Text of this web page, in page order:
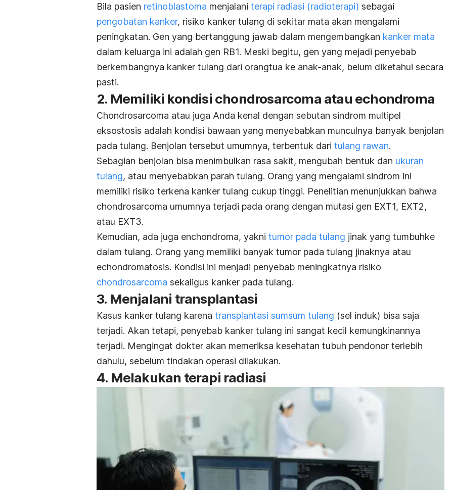
Bila pasien retinoblastoma menjalani terapi radiasi (radioterapi) sebagai
pengobatan kanker, risiko kanker tulang di sekitar mata akan mengalami
peningkatan. Gen yang bertanggung jawab dalam mengembangkan kanker mata
dalam keluarga ini adalah gen RB1. Meski begitu, gen yang mejadi penyebab
berkembangnya kanker tulang dari orangtua ke anak-anak, belum diketahui secara
pasti.
2. Memiliki kondisi chondrosarcoma atau echondroma
Chondrosarcoma atau juga Anda kenal dengan sebutan sindrom multipel
eksostosis adalah kondisi bawaan yang menyebabkan munculnya banyak benjolan
pada tulang. Benjolan tersebut umumnya, terbentuk dari tulang rawan.
Sebagian benjolan bisa menimbulkan rasa sakit, mengubah bentuk dan ukuran
tulang, atau menyebabkan parah tulang. Orang yang mengalami sindrom ini
memiliki risiko terkena kanker tulang cukup tinggi. Penelitian menunjukkan bahwa
chondrosarcoma umumnya terjadi pada orang dengan mutasi gen EXT1, EXT2,
atau EXT3.
Kemudian, ada juga enchondroma, yakni tumor pada tulang jinak yang tumbuhke
dalam tulang. Orang yang memiliki banyak tumor pada tulang jinaknya atau
echondromatosis. Kondisi ini menjadi penyebab meningkatnya risiko
chondrosarcoma sekaligus kanker pada tulang.
3. Menjalani transplantasi
Kasus kanker tulang karena transplantasi sumsum tulang (sel induk) bisa saja
terjadi. Akan tetapi, penyebab kanker tulang ini sangat kecil kemungkinannya
terjadi. Mengingat dokter akan memeriksa kesehatan tubuh pendonor terlebih
dahulu, sebelum tindakan operasi dilakukan.
4. Melakukan terapi radiasi